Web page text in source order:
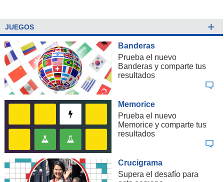
JUEGOS +
Banderas
Prueba el nuevo
Banderas y comparte tus
resultados
Memorice
Prueba el nuevo
Memorice y comparte tus
resultados
Crucigrama
Supera el desafío para